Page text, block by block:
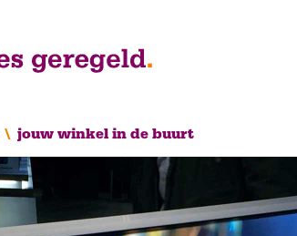
jouw winkel in de buurt